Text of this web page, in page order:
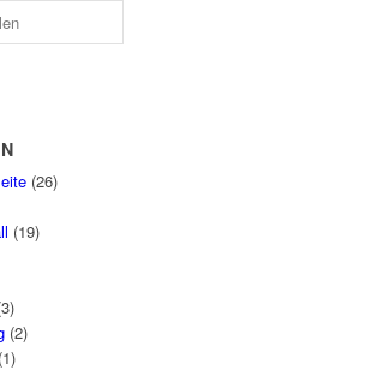
(26)
(19)
(2)
(1)